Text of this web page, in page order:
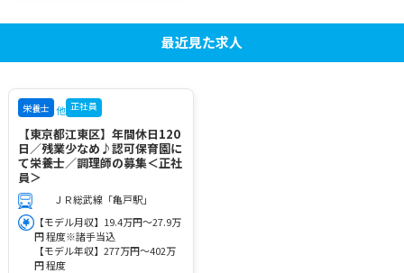
最近見た求人
栄養士 他 正社員
【東京都江東区】年間休日120
日／残業少なめ♪認可保育園に
て栄養士／調理師の募集＜正社
員＞
ＪＲ総武線「亀戸駅」
【モデル月収】19.4万円～27.9万
円 程度※諸手当込
【モデル年収】277万円～402万
円 程度